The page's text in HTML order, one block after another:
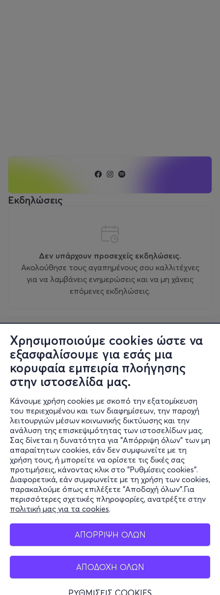
Χρησιμοποιούμε cookies ώστε να
εξασφαλίσουμε για εσάς μια
κορυφαία εμπειρία πλοήγησης
στην ιστοσελίδα μας.
Κάνουμε χρήση cookies με σκοπό την εξατομίκευση
του περιεχομένου και των διαφημίσεων, την παροχή
λειτουργιών μέσων κοινωνικής δικτύωσης και την
ανάλυση της επισκεψιμότητας των ιστοσελίδων μας.
Σας δίνεται η δυνατότητα για "Απόρριψη όλων" των μη
απαραίτητων cookies, εάν δεν συμφωνείτε με τη
χρήση τους, ή μπορείτε να ορίσετε τις δικές σας
προτιμήσεις, κάνοντας κλικ στο "Ρυθμίσεις cookies".
Διαφορετικά, εάν συμφωνείτε με τη χρήση των cookies,
παρακαλούμε όπως επιλέξετε "Αποδοχή όλων".Για
περισσότερες σχετικές πληροφορίες, ανατρέξτε στην
πολιτική μας για τα cookies.
ΑΠΟΡΡΙΨΗ ΟΛΩΝ
ΑΠΟΔΟΧΗ ΟΛΩΝ
ΡΥΘΜΙΣΕΙΣ COOKIES
Εκδηλώσεις
Δεν υπάρχουν προσεχείς εκδηλώσεις.
Ακολούθησε τους αγαπημένους σου καλλιτέχνες
για να λαμβάνεις ενημερώσεις και να μη χάνεις
επόμενες εκδηλώσεις.
Πληροφορίες
Υποστήριξη
Stay Connected
Mobile app